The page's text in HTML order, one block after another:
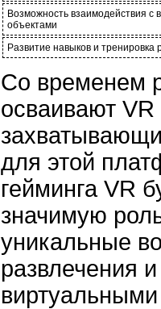
Возможность взаимодействия с
объектами
Развитие навыков и тренировка
Со временем
осваивают
для этой
гейминга VR
значимую
уникальные
развлечения